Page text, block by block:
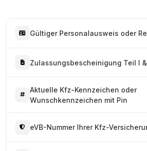
Gültiger Personalausweis oder
Zulassungsbescheinigung Teil I
Aktuelle Kfz-Kennzeichen oder
Wunschkennzeichen mit Pin
eVB-Nummer Ihrer Kfz-